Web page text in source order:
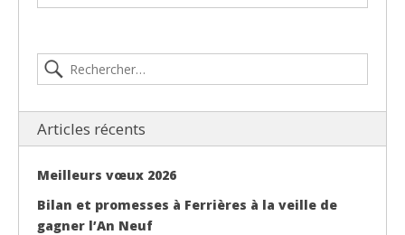
Articles récents
Meilleurs vœux 2026
Bilan et promesses à Ferrières à la veille de
gagner l’An Neuf